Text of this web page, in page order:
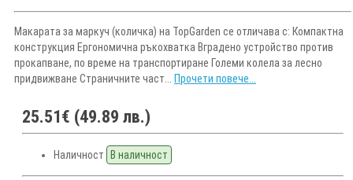
Макарата за маркуч (количка) на TopGarden се отличава с: Компактна
конструкция Ергономична ръкохватка Вградено устройство против
прокапване, по време на транспортиране Големи колела за лесно
придвижване Страничните част... Прочети повече...
25.51€ (49.89 лв.)
Наличност В наличност